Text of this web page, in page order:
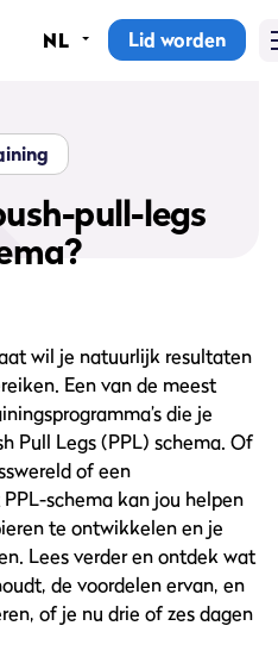
Gym
NL Lid worden
pull-legs
wil je natuurlijk resultaten
Een van de meest
die je
Pull Legs (PPL) schema. Of
of een
schema kan jou helpen
te ontwikkelen en je
Lees verder en ontdek wat
de voordelen ervan, en
of je nu drie of zes dagen